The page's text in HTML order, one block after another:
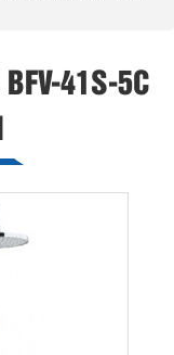
41S-5C